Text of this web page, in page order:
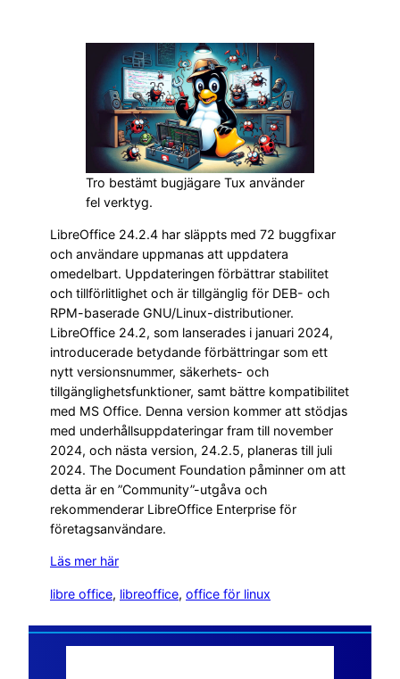
Tro bestämt bugjägare Tux använder
fel verktyg.
LibreOffice 24.2.4 har släppts med 72 buggfixar
och användare uppmanas att uppdatera
omedelbart. Uppdateringen förbättrar stabilitet
och tillförlitlighet och är tillgänglig för DEB- och
RPM-baserade GNU/Linux-distributioner.
LibreOffice 24.2, som lanserades i januari 2024,
introducerade betydande förbättringar som ett
nytt versionsnummer, säkerhets- och
tillgänglighetsfunktioner, samt bättre kompatibilitet
med MS Office. Denna version kommer att stödjas
med underhållsuppdateringar fram till november
2024, och nästa version, 24.2.5, planeras till juli
2024. The Document Foundation påminner om att
detta är en ”Community”-utgåva och
rekommenderar LibreOffice Enterprise för
företagsanvändare.
Läs mer här
libre office, libreoffice, office för linux